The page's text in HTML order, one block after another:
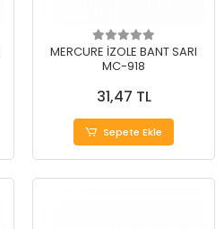
MERCURE İZOLE BANT SARI
MC-918
31,47 TL
Sepete Ekle